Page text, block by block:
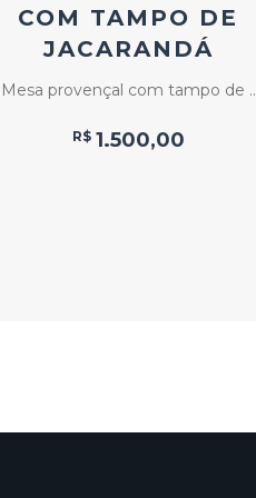
COM TAMPO DE
JACARANDÁ
Mesa provençal com tampo de ..
R$ 1.500,00